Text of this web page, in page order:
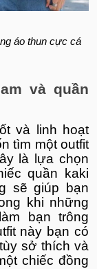
áo thun cực cá
và quần
và linh hoạt
tìm một outfit
là lựa chọn
quần kaki
sẽ giúp bạn
khi những
bạn trông
này bạn có
sở thích và
chiếc đồng